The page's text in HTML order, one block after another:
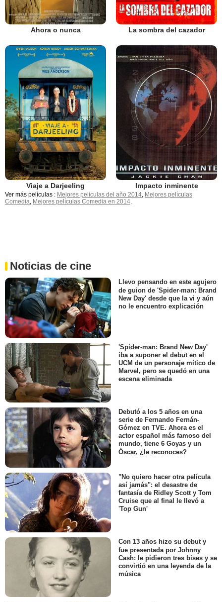
Ahora o nunca La sombra del cazador
Viaje a Darjeeling Impacto inminente
Ver más películas : Mejores películas del año 2014, Mejores películas
Comedia, Mejores películas Comedia en 2014.
Noticias de cine
Llevo pensando en este agujero
de guion de 'Spider-man: Brand
New Day' desde que la vi y aún
no le encuentro explicación
'Spider-man: Brand New Day'
iba a suponer el debut en el
UCM de un personaje mítico de
Marvel, pero se quedó en una
escena eliminada
Debutó a los 5 años en una
serie de Fernando Fernán-
Gómez en TVE. Ahora es el
actor español más famoso del
mundo, tiene 6 Goyas y un
Óscar, ¿le reconoces?
"No quiero hacer otra película
así jamás": el desastre de
fantasía de Ridley Scott y Tom
Cruise que al final le llevó a
'Top Gun'
Con 13 años hizo su debut y
fue presentada por Johnny
Cash: le pidieron tres bises y se
convirtió en una leyenda de la
música